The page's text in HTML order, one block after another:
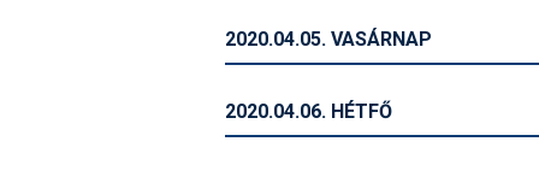
2020.04.05. VASÁRNAP
2020.04.06. HÉTFŐ